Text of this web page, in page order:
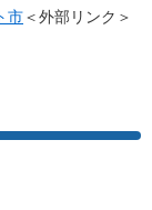
市＜外部リンク＞